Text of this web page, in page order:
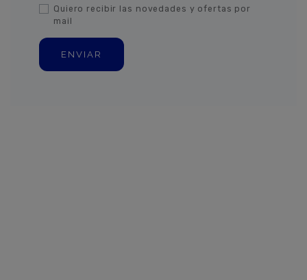
Quiero recibir las novedades y ofertas por
mail